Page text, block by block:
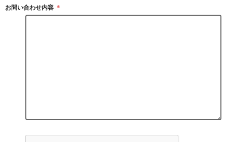
お問い合わせ内容 ＊